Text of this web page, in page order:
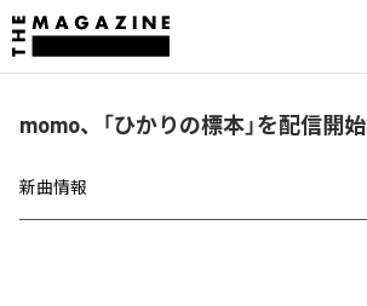
momo、「ひかりの標本」を配信開始
新曲情報